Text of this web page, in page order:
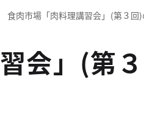
食肉市場「肉料理講習会」(第３回)
会」(第